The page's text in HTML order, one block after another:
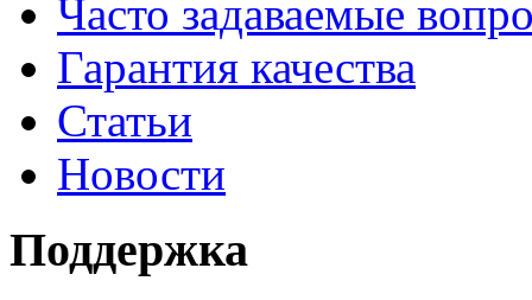
Часто задаваемые
Гарантия качества
Статьи
Новости
Поддержка